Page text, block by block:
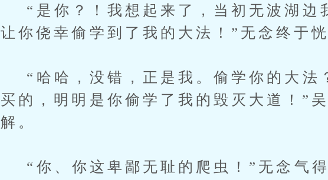
“是你？！我想起来了，当初无波湖边
让你侥幸偷学到了我的大法！”无念终于恍
“哈哈，没错，正是我。偷学你的大法
买的，明明是你偷学了我的毁灭大道！”
解。
“你、你这卑鄙无耻的爬虫！”无念气